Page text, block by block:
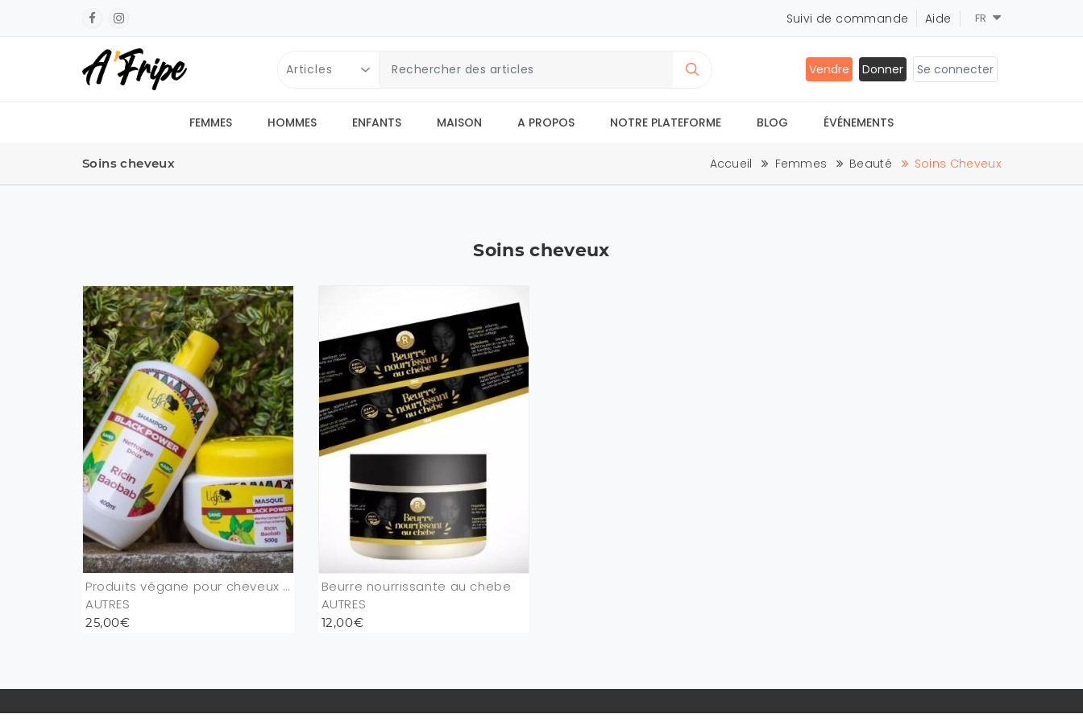
Suivi de commande Aide FR
Vendre Donner Se connecter
FEMMES HOMMES ENFANTS MAISON A PROPOS NOTRE PLATEFORME BLOG ÉVÉNEMENTS
Soins cheveux Accueil Femmes Beauté Soins Cheveux
Soins cheveux
Produits végane pour cheveux afro
AUTRES
25,00€
Beurre nourrissante au chebe
AUTRES
12,00€